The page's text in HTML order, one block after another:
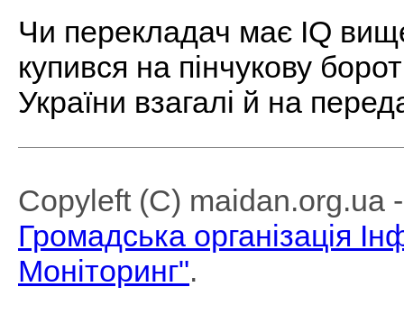
Чи перекладач має IQ
купився на пінчукову
України взагалі й на
Copyleft (C) maidan.org.ua
Громадська організація
Моніторинг".